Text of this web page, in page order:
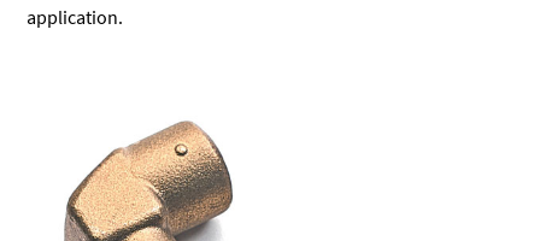
application.